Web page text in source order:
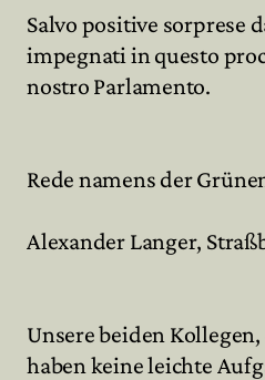
Salvo positive sorprese
impegnati in questo
nostro Parlamento.
Rede namens der
Alexander Langer,
Unsere beiden
haben keine leichte